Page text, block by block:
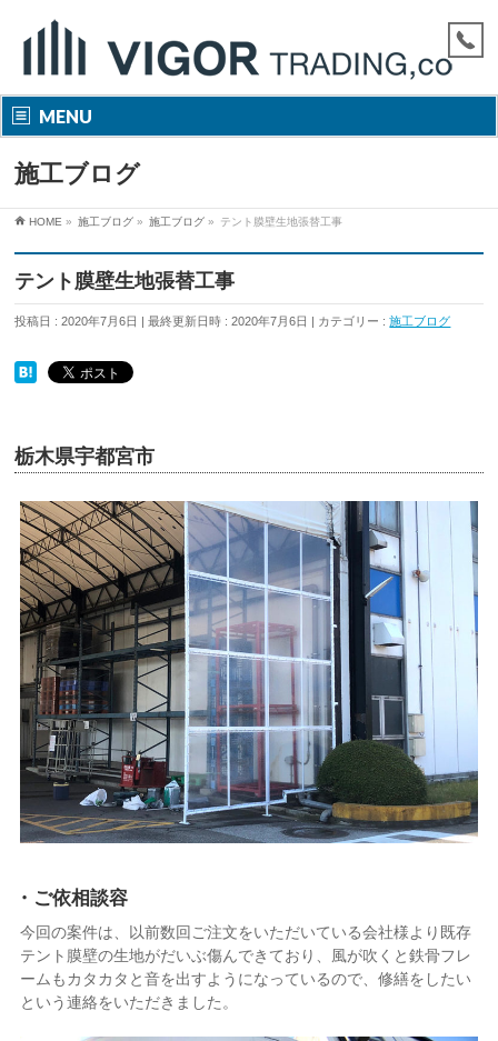
MENU
施工ブログ
HOME » 施工ブログ » 施工ブログ » テント膜壁生地張替工事
テント膜壁生地張替工事
投稿日 : 2020年7月6日 最終更新日時 : 2020年7月6日 カテゴリー :施工ブログ
栃木県宇都宮市
・ご依相談容
今回の案件は、以前数回ご注文をいただいている会社様より既存
テント膜壁の生地がだいぶ傷んできており、風が吹くと鉄骨フレ
ームもカタカタと音を出すようになっているので、修繕をしたい
という連絡をいただきました。